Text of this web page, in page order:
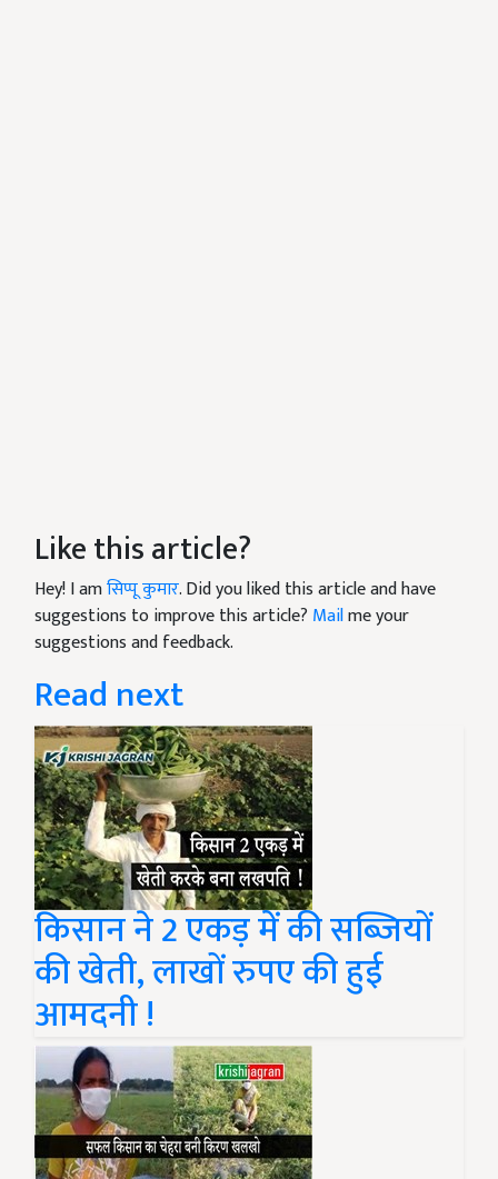
Like this article?
Hey! I amसिप्पू कुमार. Did you liked this article and have
suggestions to improve this article? Mailme your
suggestions and feedback.
Read next
किसान ने 2 एकड़ में की सब्जियों
की खेती, लाखों रुपए की हुई
आमदनी !